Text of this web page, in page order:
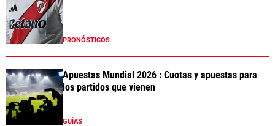
PRONÓSTICOS
Apuestas Mundial 2026 : Cuotas y apuestas para
los partidos que vienen
GUÍAS